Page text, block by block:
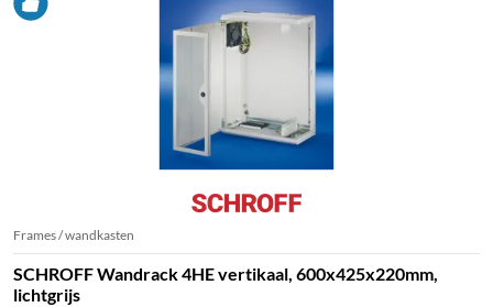
Frames / wandkasten
SCHROFF Wandrack 4HE vertikaal, 600x425x220mm,
lichtgrijs